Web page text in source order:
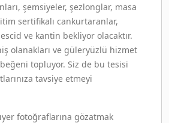
şemsiyeler, şezlonglar, masa
sertifikalı cankurtaranlar,
ve kantin bekliyor olacaktır.
olanakları ve güleryüzlü hizmet
topluyor. Siz de bu tesisi
tavsiye etmeyi
fotoğraflarına gözatmak